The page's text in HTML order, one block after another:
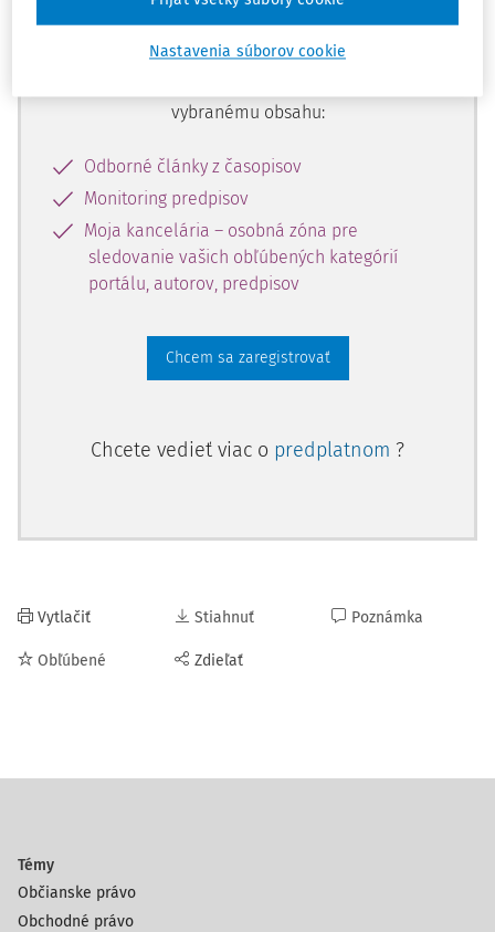
zdarma, stačí sa len zaregistrovať.
vybranému obsahu:
Odborné články z časopisov
Monitoring predpisov
Moja kancelária – osobná zóna pre
sledovanie vašich obľúbených kategórií
portálu, autorov, predpisov
Chcem sa zaregistrovať
Chcete vedieť viac o predplatnom ?
Vytlačiť
Obľúbené
Stiahnuť
Zdieľať
Poznámka
Témy
Občianske právo
Obchodné právo
Nastavenia súborov cookie